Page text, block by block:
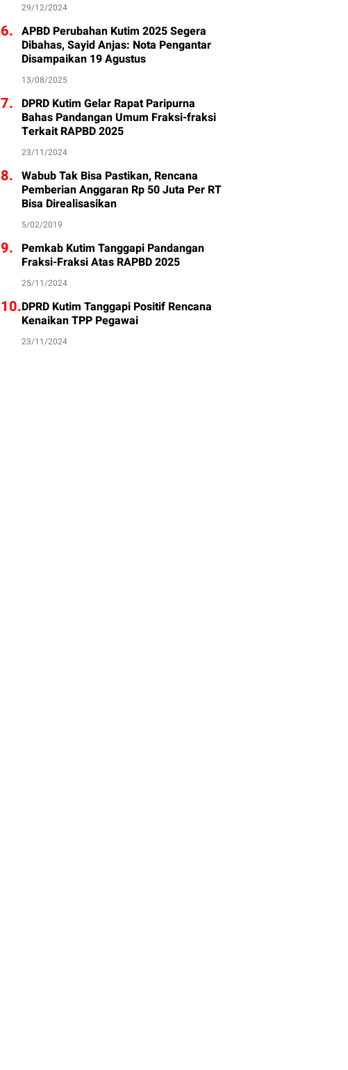
29/12/2024
6. APBD Perubahan Kutim 2025 Segera
Dibahas, Sayid Anjas: Nota Pengantar
Disampaikan 19 Agustus
13/08/2025
7. DPRD Kutim Gelar Rapat Paripurna
Bahas Pandangan Umum Fraksi-fraksi
Terkait RAPBD 2025
23/11/2024
8. Wabub Tak Bisa Pastikan, Rencana
Pemberian Anggaran Rp 50 Juta Per RT
Bisa Direalisasikan
5/02/2019
9. Pemkab Kutim Tanggapi Pandangan
Fraksi-Fraksi Atas RAPBD 2025
25/11/2024
10.DPRD Kutim Tanggapi Positif Rencana
Kenaikan TPP Pegawai
23/11/2024